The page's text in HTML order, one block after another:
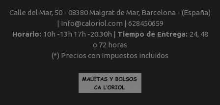
Calle del Mar, 50 - 08380 Malgrat de Mar, Barcelona - (España)
| Info@caloriol.com | 628450659
Horario: 10h -13h 17h -20.30h | Tiempo de Entrega: 24, 48
o 72 horas
(*) Precios con Impuestos incluidos